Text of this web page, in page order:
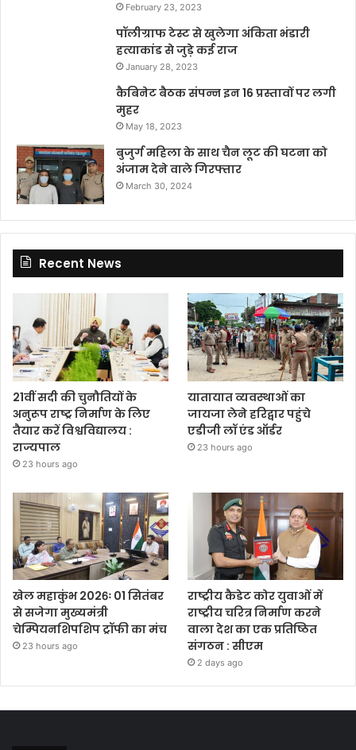
February 23, 2023
पॉलीग्राफ टेस्ट से खुलेगा अंकिता भंडारी
हत्याकांड से जुड़े कई राज
January 28, 2023
कैबिनेट बैठक संपन्न इन 16 प्रस्तावों पर लगी
मुहर
May 18, 2023
बुजुर्ग महिला के साथ चैन लूट की घटना को
अंजाम देने वाले गिरफ्तार
March 30, 2024
Recent News
21वीं सदी की चुनौतियों के
अनुरूप राष्ट्र निर्माण के लिए
तैयार करें विश्वविद्यालय :
राज्यपाल
23 hours ago
यातायात व्यवस्थाओं का
जायजा लेने हरिद्वार पहुंचे
एडीजी लॉ एंड ऑर्डर
23 hours ago
खेल महाकुंभ 2026ः 01 सितंबर
से सजेगा मुख्यमंत्री
चेम्पियनशिपशिप ट्रॉफी का मंच
23 hours ago
राष्ट्रीय कैडेट कोर युवाओं में
राष्ट्रीय चरित्र निर्माण करने
वाला देश का एक प्रतिष्ठित
संगठन : सीएम
2 days ago